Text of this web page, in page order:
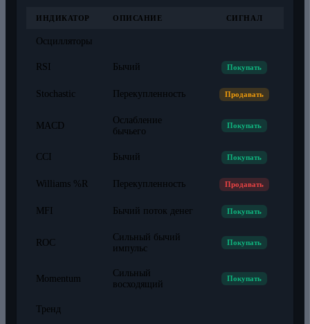
ИНДИКАТОР ОПИСАНИЕ СИГНАЛ
Осцилляторы
RSI Бычий Покупать
Stochastic Перекупленность Продавать
MACD
Ослабление
бычьего
Покупать
CCI Бычий Покупать
Williams %R Перекупленность Продавать
MFI Бычий поток денег Покупать
ROC
Сильный бычий
импульс
Покупать
Momentum
Сильный
восходящий
Покупать
Тренд